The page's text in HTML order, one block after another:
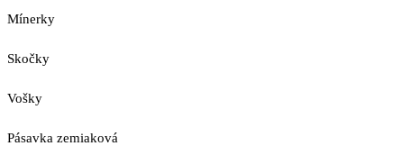
Mínerky
Skočky
Vošky
Pásavka zemiaková